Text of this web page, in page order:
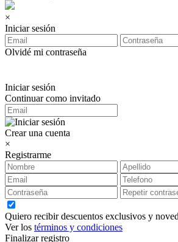
×
Iniciar sesión
Olvidé mi contraseña
Iniciar sesión
Continuar como invitado
Crear una cuenta
×
Registrarme
Quiero recibir descuentos exclusivos y
Ver los términos y condiciones
Finalizar registro